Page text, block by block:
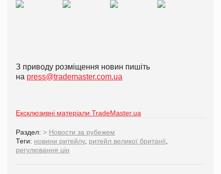
З приводу розміщення новин пишіть
на press@trademaster.com.ua
Ексклюзивні матеріали TradeMaster.ua
Раздел: > Новости за рубежем
Теги: новини ритейлу, ритейл великої британії
регулювання цін